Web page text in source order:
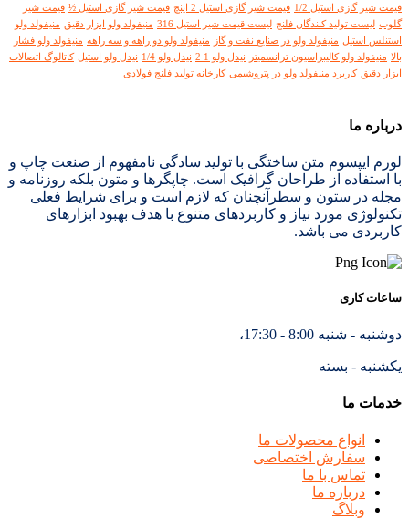
قیمت شیر گازی استیل 1/2
قیمت شیر گازی استیل 2 اینچ قیمت شیر گازی استیل ½ قیمت شیر
گلوب لیست تولید کنندگان فلنج لیست قیمت شیر استیل 316 منیفولد ولو ابزار دقیق منیفولد ولو
استنلس استیل منیفولد ولو در صنایع نفت و گاز منیفولد ولو دو راهه و سه راهه منیفولد ولو فشار
بالا منیفولد ولو کالیبراسیون ترانسمیتر نیدل ولو 1 2 نیدل ولو 1/4 نیدل ولو استیل کاتالوگ اتصالات
ابزار دقیق کاربرد منیفولد ولو در پتروشیمی کارخانه تولید فلنج فولادی
درباره ما
لورم ایپسوم متن ساختگی با تولید سادگی نامفهوم از صنعت چاپ و
با استفاده از طراحان گرافیک است. چاپگرها و متون بلکه روزنامه و
مجله در ستون و سطرآنچنان که لازم است و برای شرایط فعلی
تکنولوژی مورد نیاز و کاربردهای متنوع با هدف بهبود ابزارهای
کاربردی می باشد.
ساعات کاری
دوشنبه - شنبه 8:00 - 17:30،
یکشنبه - بسته
خدمات ما
انواع محصولات ما
سفارش اختصاصی
تماس با ما
درباره ما
وبلاگ